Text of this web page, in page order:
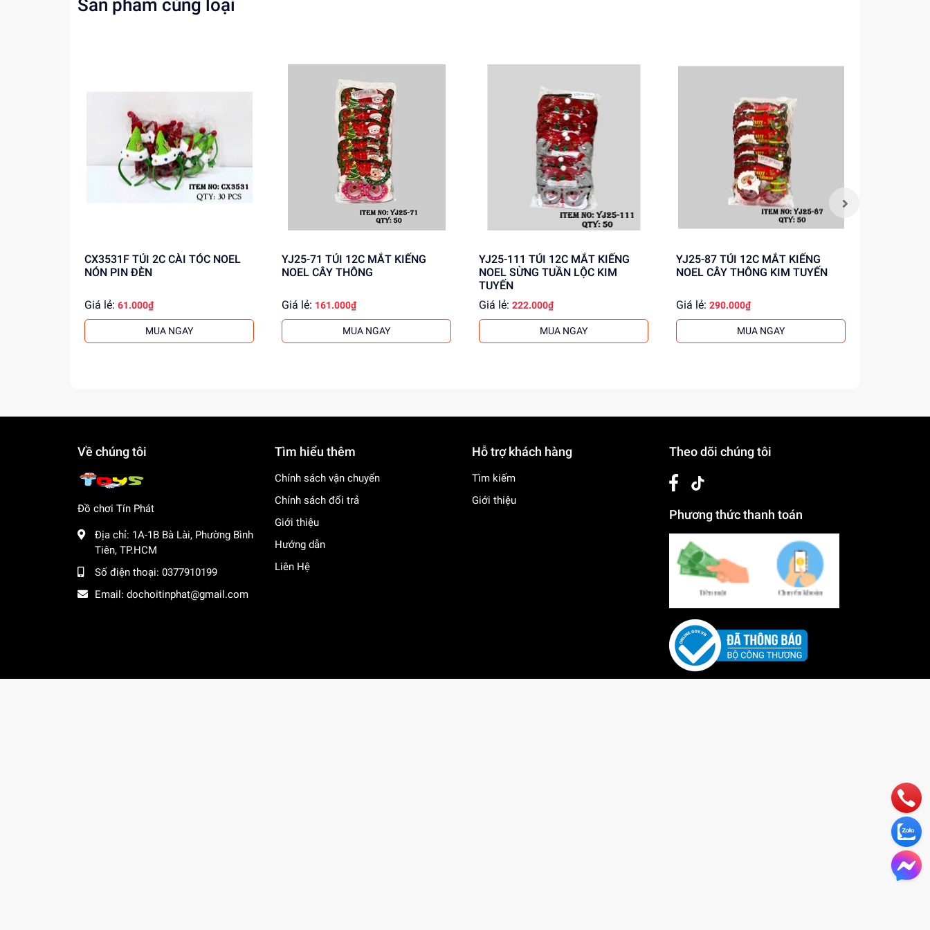
Tăng cường khả năng phối hợp tay mắt
Sản phẩm cùng loại
CX3531F TÚI 2C CÀI TÓC NOEL
NÓN PIN ĐÈN
Giá lẻ: 61.000₫
MUA NGAY
YJ25-71 TÚI 12C MẮT KIẾNG
NOEL CÂY THÔNG
Giá lẻ: 161.000₫
MUA NGAY
YJ25-111 TÚI 12C MẮT KIẾNG
NOEL SỪNG TUẦN LỘC KIM
TUYẾN
Giá lẻ: 222.000₫
MUA NGAY
YJ25-87 TÚI 12C MẮT KIẾNG
NOEL CÂY THÔNG KIM TUYẾN
Giá lẻ: 290.000₫
MUA NGAY
Về chúng tôi
Đồ chơi Tín Phát
Địa chỉ: 1A-1B Bà Lài, Phường Bình
Tiên, TP.HCM
Số điện thoại: 0377910199
Email: dochoitinphat@gmail.com
Tìm hiểu thêm
Chính sách vận chuyển
Chính sách đổi trả
Giới thiệu
Hướng dẫn
Liên Hệ
Hỗ trợ khách hàng
Tìm kiếm
Giới thiệu
Theo dõi chúng tôi
Phương thức thanh toán